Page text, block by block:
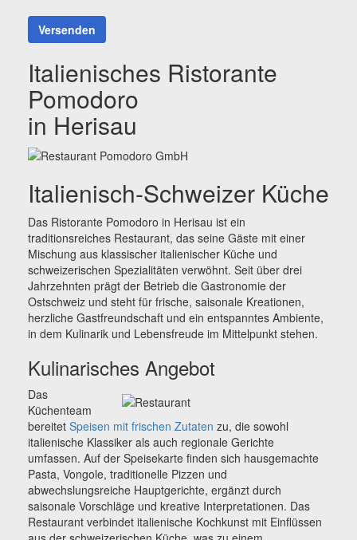
Versenden
Italienisches Ristorante
Pomodoro
in Herisau
Italienisch-Schweizer Küche
Das Ristorante Pomodoro in Herisau ist ein
traditionsreiches Restaurant, das seine Gäste mit einer
Mischung aus klassischer italienischer Küche und
schweizerischen Spezialitäten verwöhnt. Seit über drei
Jahrzehnten prägt der Betrieb die Gastronomie der
Ostschweiz und steht für frische, saisonale Kreationen,
herzliche Gastfreundschaft und ein entspanntes Ambiente,
in dem Kulinarik und Lebensfreude im Mittelpunkt stehen.
Kulinarisches Angebot
Das
Küchenteam
bereitet Speisen mit frischen Zutaten zu, die sowohl
italienische Klassiker als auch regionale Gerichte
umfassen. Auf der Speisekarte finden sich hausgemachte
Pasta, Vongole, traditionelle Pizzen und
abwechslungsreiche Hauptgerichte, ergänzt durch
saisonale Vorschläge und kreative Interpretationen. Das
Restaurant verbindet italienische Kochkunst mit Einflüssen